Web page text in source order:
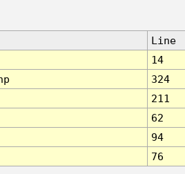
Line
14
324
211
62
94
76